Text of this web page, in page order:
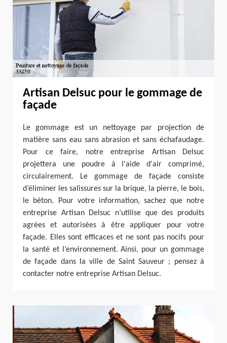
Artisan Delsuc pour le gommage de
façade
Le gommage est un nettoyage par projection de
matière sans eau sans abrasion et sans échafaudage.
Pour ce faire, notre entreprise Artisan Delsuc
projettera une poudre à l'aide d'air comprimé,
circulairement. Le gommage de façade consiste
d’éliminer les salissures sur la brique, la pierre, le bois,
le béton. Pour votre information, sachez que notre
entreprise Artisan Delsuc n’utilise que des produits
agrées et autorisées à être appliquer pour votre
façade. Elles sont efficaces et ne sont pas nocifs pour
la santé et l’environnement. Ainsi, pour un gommage
de façade dans la ville de Saint Sauveur ; pensez à
contacter notre entreprise Artisan Delsuc.